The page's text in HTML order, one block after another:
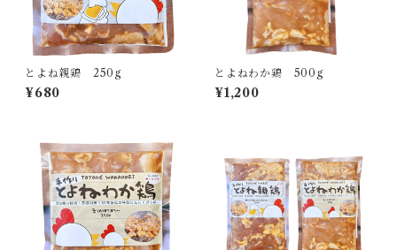
とよね親鶏 250g
¥680
とよねわか鶏 500g
¥1,200